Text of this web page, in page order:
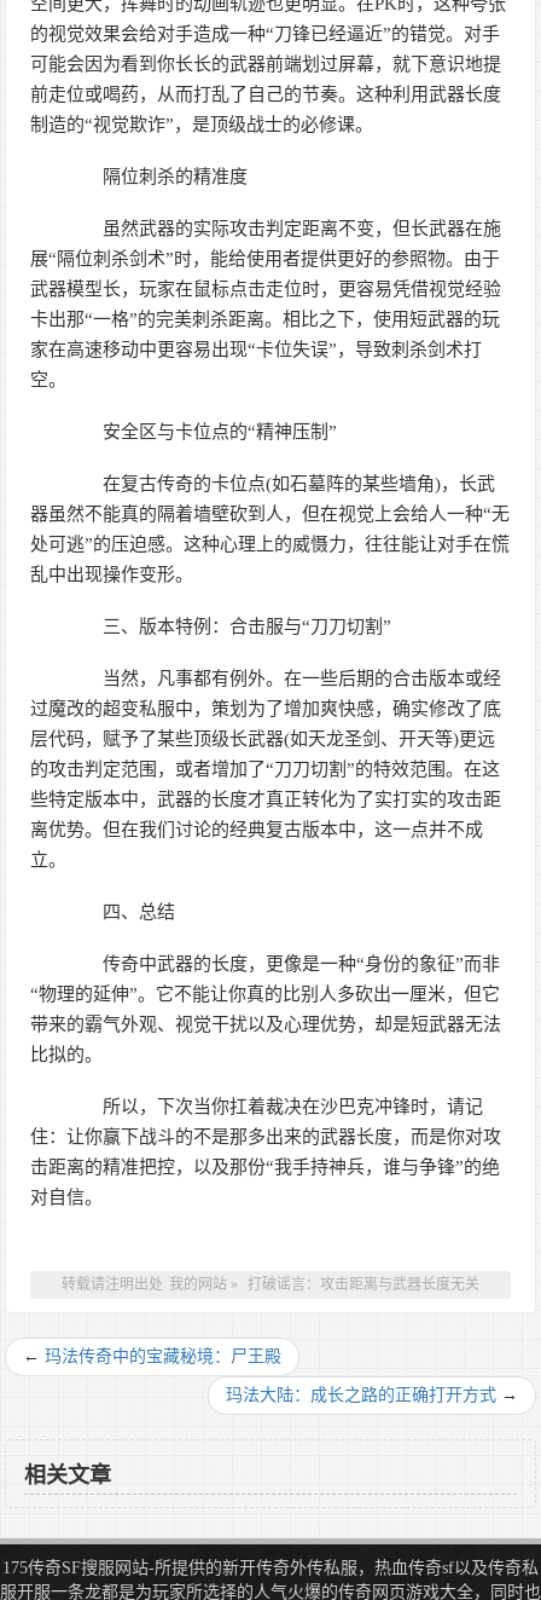
的视觉效果会给对手造成一种“刀锋已经逼近”的错觉。对手
可能会因为看到你长长的武器前端划过屏幕，就下意识地提
前走位或喝药，从而打乱了自己的节奏。这种利用武器长度
制造的“视觉欺诈”，是顶级战士的必修课。
隔位刺杀的精准度
虽然武器的实际攻击判定距离不变，但长武器在施
展“隔位刺杀剑术”时，能给使用者提供更好的参照物。由于
武器模型长，玩家在鼠标点击走位时，更容易凭借视觉经验
卡出那“一格”的完美刺杀距离。相比之下，使用短武器的玩
家在高速移动中更容易出现“卡位失误”，导致刺杀剑术打
空。
安全区与卡位点的“精神压制”
在复古传奇的卡位点(如石墓阵的某些墙角)，长武
器虽然不能真的隔着墙壁砍到人，但在视觉上会给人一种“无
处可逃”的压迫感。这种心理上的威慑力，往往能让对手在慌
乱中出现操作变形。
三、版本特例：合击服与“刀刀切割”
当然，凡事都有例外。在一些后期的合击版本或经
过魔改的超变私服中，策划为了增加爽快感，确实修改了底
层代码，赋予了某些顶级长武器(如天龙圣剑、开天等)更远
的攻击判定范围，或者增加了“刀刀切割”的特效范围。在这
些特定版本中，武器的长度才真正转化为了实打实的攻击距
离优势。但在我们讨论的经典复古版本中，这一点并不成
立。
四、总结
传奇中武器的长度，更像是一种“身份的象征”而非
“物理的延伸”。它不能让你真的比别人多砍出一厘米，但它
带来的霸气外观、视觉干扰以及心理优势，却是短武器无法
比拟的。
所以，下次当你扛着裁决在沙巴克冲锋时，请记
住：让你赢下战斗的不是那多出来的武器长度，而是你对攻
击距离的精准把控，以及那份“我手持神兵，谁与争锋”的绝
对自信。
转载请注明出处 我的网站 » 打破谣言：攻击距离与武器长度无关
←玛法传奇中的宝藏秘境：尸王殿
玛法大陆：成长之路的正确打开方式→
相关文章
175传奇SF搜服网站-所提供的新开传奇外传私服，热血传奇sf以及传奇私
服开服一条龙都是为玩家所选择的人气火爆的传奇网页游戏大全，同时也